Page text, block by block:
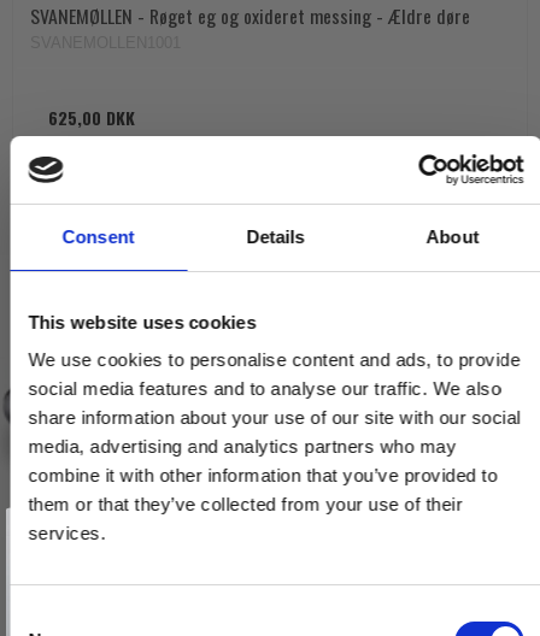
Consent Details About
This website uses cookies
We use cookies to personalise content and ads, to provide
social media features and to analyse our traffic. We also
share information about your use of our site with our social
media, advertising and analytics partners who may
combine it with other information that you’ve provided to
them or that they’ve collected from your use of their
services.
SVANEMØLLEN - Røget eg og oxideret messing - Ældre døre
625,00 DKK
Vind et gavekort